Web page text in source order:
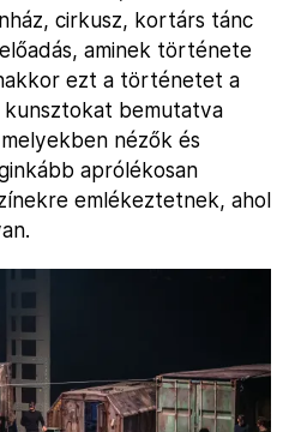
cirkusz, kortárs tánc
aminek története
ezt a történetet a
kunsztokat bemutatva
nézők és
aprólékosan
emlékeztetnek, ahol